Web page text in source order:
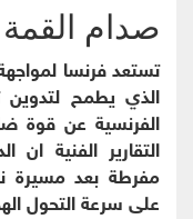
صدام
تستعد فرنسا
الذي يطمح
الفرنسية عن قوة
التقارير الفنية ان
مفرطة بعد مسيرة
على سرعة التحول